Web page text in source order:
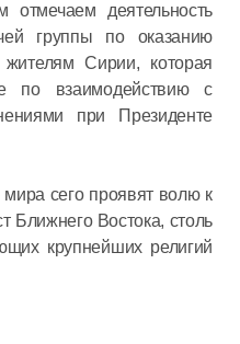
отмечаем деятельность
группы по оказанию
Сирии, которая
по взаимодействию с
при Президенте
сего проявят волю к
Ближнего Востока, столь
крупнейших религий